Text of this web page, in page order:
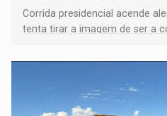
Corrida presidencial acende
tenta tirar a imagem de ser a
não ter entrado no modo